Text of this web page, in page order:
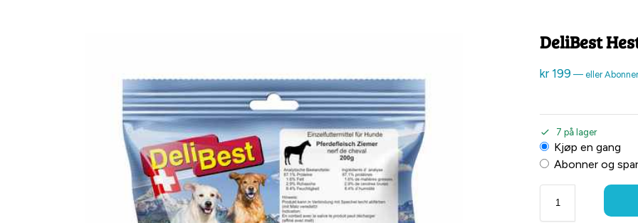
DeliBest
kr199 — eller
7 på lager
Kjøp en gang
Abonner og